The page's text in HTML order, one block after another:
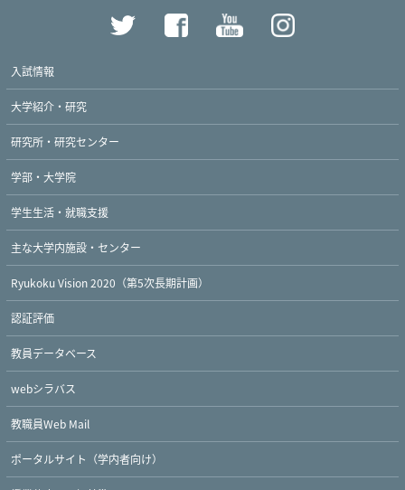
入試情報
大学紹介・研究
研究所・研究センター
学部・大学院
学生生活・就職支援
主な大学内施設・センター
Ryukoku Vision 2020（第5次長期計画）
認証評価
教員データベース
webシラバス
教職員Web Mail
ポータルサイト（学内者向け）